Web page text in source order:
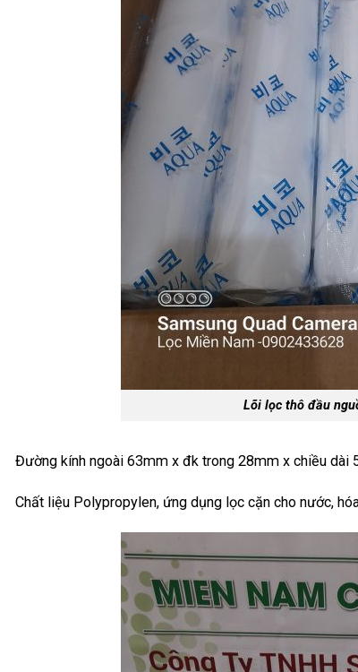
Lõi lọc thô đầu
Đường kính ngoài 63mm x đk trong 28mm x chiều dài
Chất liệu Polypropylen, ứng dụng lọc cặn cho nước,